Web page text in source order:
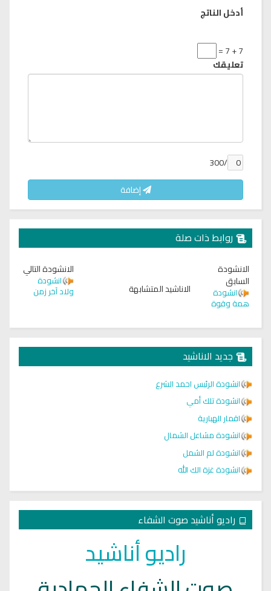
أدخل الناتج
7 + 7 =
تعليقك
/300
إضافة
روابط ذات صلة
الانشودة
السابق
انشودة
همة وقوة
الاناشيد المتشابهة
الانشودة التالي
انشودة
ولاد آخر زمن
جديد الاناشيد
انشودة الرئيس احمد الشرع
انشودة تلك أمي
اقمار الهبارية
انشودة مشاعل الشمال
انشودة لم الشمل
انشودة غزة الك الله
راديو أناشيد صوت الشفاء
راديو أناشيد